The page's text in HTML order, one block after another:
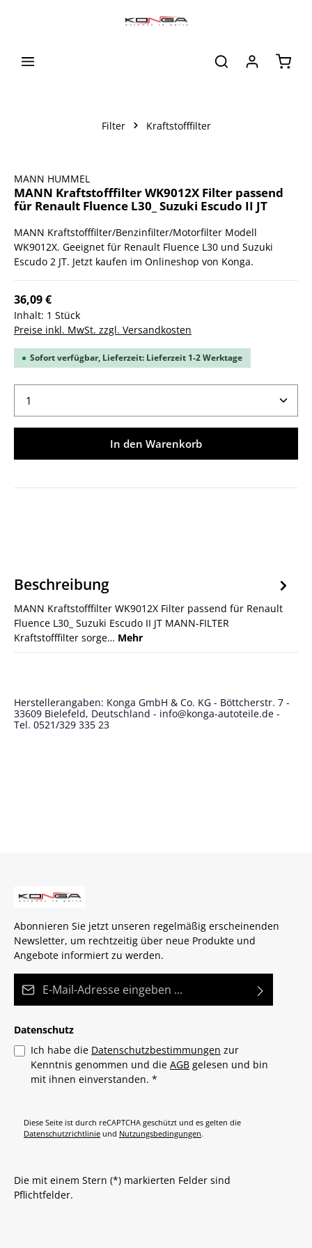
Filter Kraftstofffilter
MANN HUMMEL
MANN Kraftstofffilter WK9012X Filter passend
für Renault Fluence L30_ Suzuki Escudo II JT
MANN Kraftstofffilter/Benzinfilter/Motorfilter Modell
WK9012X. Geeignet für Renault Fluence L30 und Suzuki
Escudo 2 JT. Jetzt kaufen im Onlineshop von Konga.
36,09 €
Inhalt: 1 Stück
Preise inkl. MwSt. zzgl. Versandkosten
Sofort verfügbar, Lieferzeit: Lieferzeit 1-2 Werktage
Produkt Anzahl: Gib den gewünschten Wert ein
In den Warenkorb
Beschreibung
MANN Kraftstofffilter WK9012X Filter passend für Renault
Fluence L30_ Suzuki Escudo II JT MANN-FILTER
Kraftstofffilter sorge… Mehr
Herstellerangaben: Konga GmbH & Co. KG - Böttcherstr. 7 -
33609 Bielefeld, Deutschland - info@konga-autoteile.de -
Tel. 0521/329 335 23
Abonnieren Sie jetzt unseren regelmäßig erscheinenden
Newsletter, um rechtzeitig über neue Produkte und
Angebote informiert zu werden.
Datenschutz
Ich habe die Datenschutzbestimmungen zur
Kenntnis genommen und die AGB gelesen und bin
mit ihnen einverstanden. *
Diese Seite ist durch reCAPTCHA geschützt und es gelten die
Datenschutzrichtlinie und Nutzungsbedingungen.
Die mit einem Stern (*) markierten Felder sind
Pflichtfelder.